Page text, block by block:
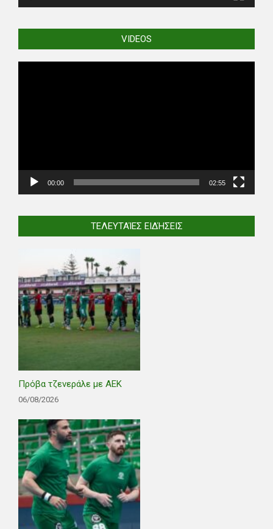
VIDEOS
00:00 02:55
ΤΕΛΕΥΤΑΊΕΣ ΕΙΔΉΣΕΙΣ
Πρόβα τζενεράλε με ΑΕΚ
06/08/2026